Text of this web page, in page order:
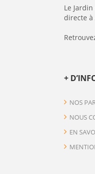
Le
directe
+
NOS
NOUS
EN